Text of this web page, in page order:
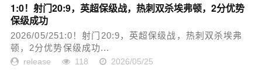
1:0！射门20:9，英超保级战，热刺双杀埃弗顿，2分优势
保级成功
2026/05/251:0！射门20:9，英超保级战，热刺双杀埃弗
顿，2分优势保级成功...
release 118 2026/05/25